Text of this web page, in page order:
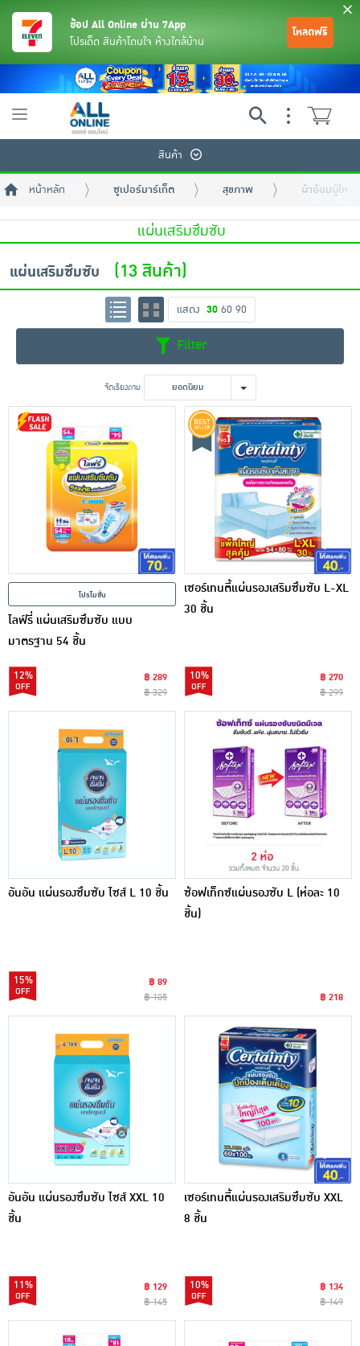
ขนมขบเคี้ยว และช็อคโกแลต
อาหารสด ผัก ผลไม้และเบเกอรี่
ช้อป All Online ผ่าน 7App
โปรเด็ด สินค้าโดนใจ ห้างใกล้บ้าน
โหลดฟรี
Toggle
สินค้า
หน้าหลัก ซูเปอร์มาร์เก็ต สุขภาพ ผ้าอ้อมผู้ใหญ่
แผ่นเสริมซึมซับ
แผ่นเสริมซึมซับ
(13 สินค้า)
แสดง 30 60 90
Filter
จัดเรียงตาม ยอดนิยม
โปรโมชั่น
ไลฟ์รี่ แผ่นเสริมซึมซับ แบบ
มาตรฐาน 54 ชิ้น
12%
฿ 289
฿ 329
เซอร์เทนตี้แผ่นรองเสริมซึมซับ L-XL
30 ชิ้น
10%
฿ 270
฿ 299
อันอัน แผ่นรองซึมซับ ไซส์ L 10 ชิ้น
15%
฿ 89
฿ 105
ซ้อฟเท็กซ์แผ่นรองซับ L (ห่อละ 10
ชิ้น)
฿ 218
อันอัน แผ่นรองซึมซับ ไซส์ XXL 10
ชิ้น
11%
฿ 129
฿ 145
เซอร์เทนตี้แผ่นรองเสริมซึมซับ XXL
8 ชิ้น
10%
฿ 134
฿ 149